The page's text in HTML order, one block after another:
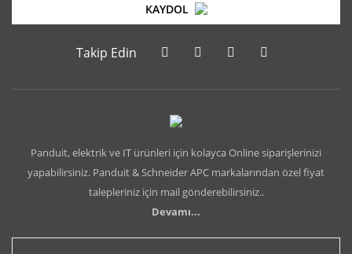
KAYDOL
Takip Edin
Panduit, elektrik ve IT ürünleri için kolayca Online siparişlerinizi
yapabilirsiniz. Panduit & Schneider APC markalarından özel fiyat
talepleriniz için mail gönderebilirsiniz..
Devamı...